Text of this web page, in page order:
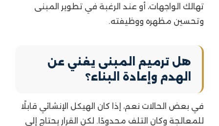
تهالك الواجهات، أو عند الرغبة في تطوير المبنى
وتحسين مظهره ووظيفته.
هل ترميم المبنى يغني عن
الهدم وإعادة البناء؟
في بعض الحالات نعم، إذا كان الهيكل الإنشائي قابلًا
للمعالجة وكان التلف محدودًا. لكن القرار يحتاج إلى